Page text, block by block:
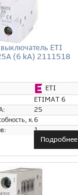
ETI
(6 kA) 2111518
ETI
ETIMAT 6
25
кА:
6
1
Подробнее